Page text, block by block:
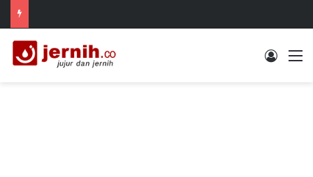
Log In